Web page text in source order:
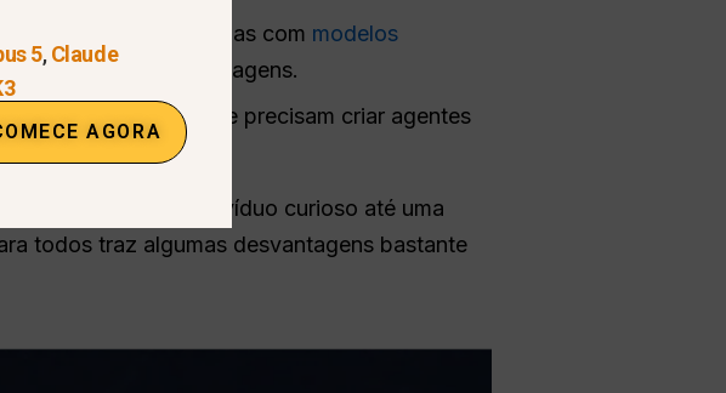
fazer experiências com modelos
ou criar imagens.
desenvolvedores que precisam criar agentes
todos, desde um indivíduo curioso até uma
todos traz algumas desvantagens bastante
5,Claude
AGORA